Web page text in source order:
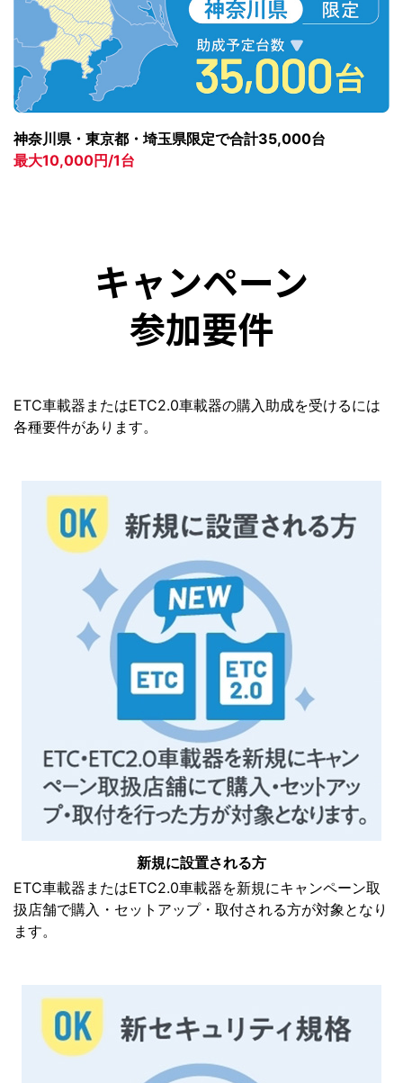
神奈川県・東京都・埼玉県限定で合計35,000台
最大10,000円/1台
キャンペーン
参加要件
ETC車載器またはETC2.0車載器の購入助成を受けるには
各種要件があります。
新規に設置される方
ETC車載器またはETC2.0車載器を新規にキャンペーン取
扱店舗で購入・セットアップ・取付される方が対象となり
ます。